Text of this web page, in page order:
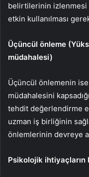
belirtilerinin izlenmesi
etkin kullanılması
Üçüncül önleme
müdahalesi)
Üçüncül önlemenin
müdahalesini
tehdit değerlendirme
uzman iş birliğinin
önlemlerinin devreye
Psikolojik ihtiyaçların